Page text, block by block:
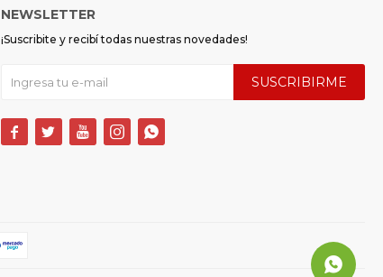
NEWSLETTER
¡Suscribite y recibí todas nuestras novedades!
SUSCRIBIRME
    